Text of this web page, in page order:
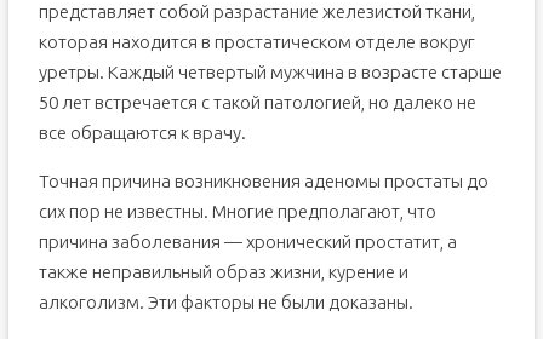
представляет собой разрастание железистой ткани,
которая находится в простатическом отделе вокруг
уретры. Каждый четвертый мужчина в возрасте старше
50 лет встречается с такой патологией, но далеко не
все обращаются к врачу.
Точная причина возникновения аденомы простаты до
сих пор не известны. Многие предполагают, что
причина заболевания — хронический простатит, а
также неправильный образ жизни, курение и
алкоголизм. Эти факторы не были доказаны.